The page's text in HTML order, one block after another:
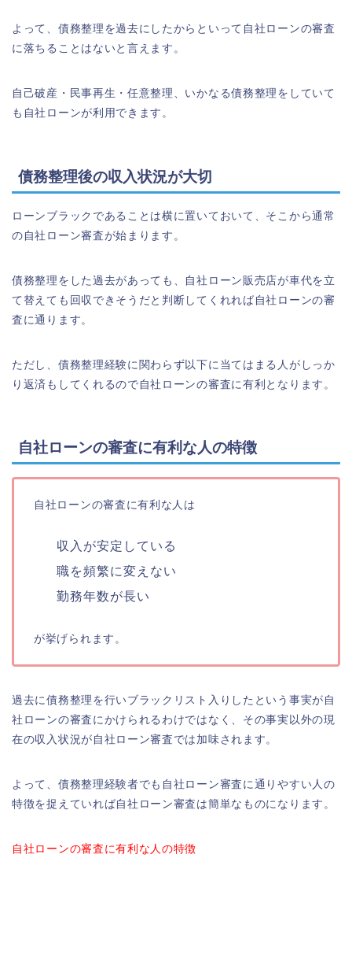
よって、債務整理を過去にしたからといって自社ローンの審査
に落ちることはないと言えます。
自己破産・民事再生・任意整理、いかなる債務整理をしていて
も自社ローンが利用できます。
債務整理後の収入状況が大切
ローンブラックであることは横に置いておいて、そこから通常
の自社ローン審査が始まります。
債務整理をした過去があっても、自社ローン販売店が車代を立
て替えても回収できそうだと判断してくれれば自社ローンの審
査に通ります。
ただし、債務整理経験に関わらず以下に当てはまる人がしっか
り返済もしてくれるので自社ローンの審査に有利となります。
自社ローンの審査に有利な人の特徴
自社ローンの審査に有利な人は
収入が安定している
職を頻繁に変えない
勤務年数が長い
が挙げられます。
過去に債務整理を行いブラックリスト入りしたという事実が自
社ローンの審査にかけられるわけではなく、その事実以外の現
在の収入状況が自社ローン審査では加味されます。
よって、債務整理経験者でも自社ローン審査に通りやすい人の
特徴を捉えていれば自社ローン審査は簡単なものになります。
自社ローンの審査に有利な人の特徴